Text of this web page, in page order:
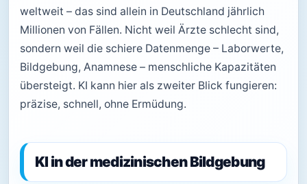
weltweit – das sind allein in Deutschland jährlich
Millionen von Fällen. Nicht weil Ärzte schlecht sind,
sondern weil die schiere Datenmenge – Laborwerte,
Bildgebung, Anamnese – menschliche Kapazitäten
übersteigt. KI kann hier als zweiter Blick fungieren:
präzise, schnell, ohne Ermüdung.
KI in der medizinischen Bildgebung